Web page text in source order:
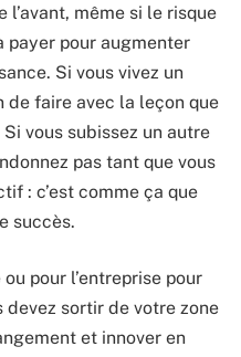
l’avant, même si le risque
payer pour augmenter
Si vous vivez un
de faire avec la leçon que
vous subissez un autre
pas tant que vous
: c’est comme ça que
succès.
pour l’entreprise pour
sortir de votre zone
et innover en